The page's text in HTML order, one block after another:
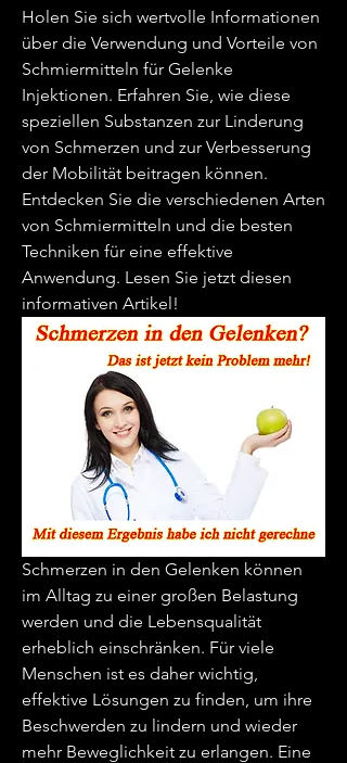
Holen Sie sich wertvolle Informationen
über die Verwendung und Vorteile von
Schmiermitteln für Gelenke
Injektionen. Erfahren Sie, wie diese
speziellen Substanzen zur Linderung
von Schmerzen und zur Verbesserung
der Mobilität beitragen können.
Entdecken Sie die verschiedenen Arten
von Schmiermitteln und die besten
Techniken für eine effektive
Anwendung. Lesen Sie jetzt diesen
informativen Artikel!
Schmerzen in den Gelenken können
im Alltag zu einer großen Belastung
werden und die Lebensqualität
erheblich einschränken. Für viele
Menschen ist es daher wichtig,
effektive Lösungen zu finden, um ihre
Beschwerden zu lindern und wieder
mehr Beweglichkeit zu erlangen. Eine